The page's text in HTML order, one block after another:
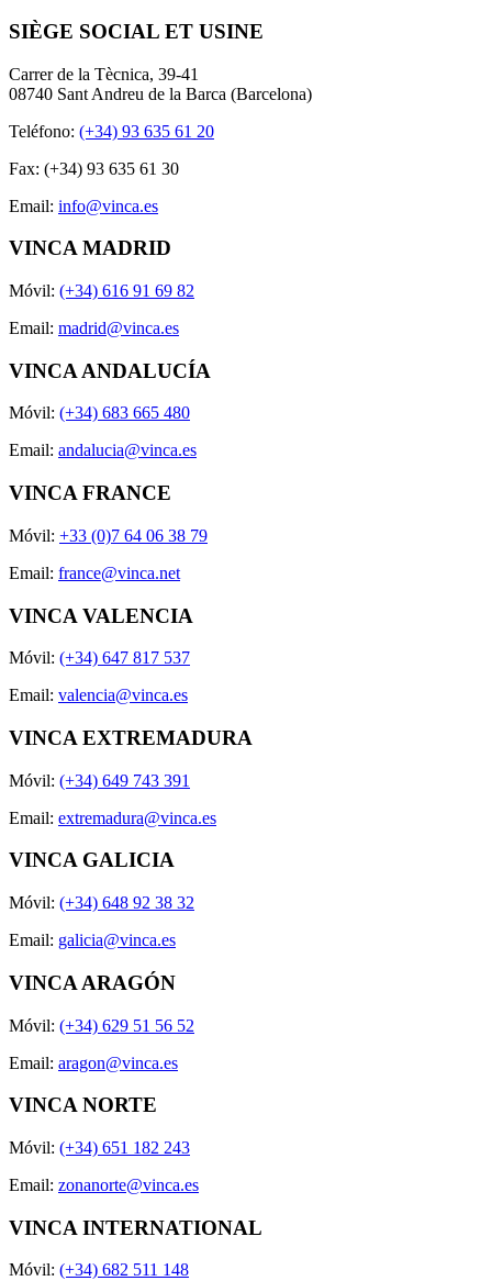
SIÈGE SOCIAL ET USINE
Carrer de la Tècnica, 39-41
08740 Sant Andreu de la Barca (Barcelona)
Teléfono: (+34) 93 635 61 20
Fax: (+34) 93 635 61 30
Email: info@vinca.es
VINCA MADRID
Móvil: (+34) 616 91 69 82
Email: madrid@vinca.es
VINCA ANDALUCÍA
Móvil: (+34) 683 665 480
Email: andalucia@vinca.es
VINCA FRANCE
Móvil: +33 (0)7 64 06 38 79
Email: france@vinca.net
VINCA VALENCIA
Móvil: (+34) 647 817 537
Email: valencia@vinca.es
VINCA EXTREMADURA
Móvil: (+34) 649 743 391
Email: extremadura@vinca.es
VINCA GALICIA
Móvil: (+34) 648 92 38 32
Email: galicia@vinca.es
VINCA ARAGÓN
Móvil: (+34) 629 51 56 52
Email: aragon@vinca.es
VINCA NORTE
Móvil: (+34) 651 182 243
Email: zonanorte@vinca.es
VINCA INTERNATIONAL
Móvil: (+34) 682 511 148